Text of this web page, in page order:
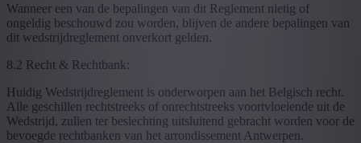
Wanneer een van de bepalingen van dit Reglement nietig of
ongeldig beschouwd zou worden, blijven de andere bepalingen van
dit wedstrijdreglement onverkort gelden.
8.2 Recht & Rechtbank:
Huidig Wedstrijdreglement is onderworpen aan het Belgisch recht.
Alle geschillen rechtstreeks of onrechtstreeks voortvloeiende uit de
Wedstrijd, zullen ter beslechting uitsluitend gebracht worden voor de
bevoegde rechtbanken van het arrondissement Antwerpen.